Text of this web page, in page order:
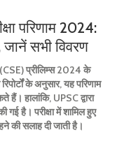
परिणाम 2024:
जानें सभी विवरण
(CSE) प्रीलिम्स 2024 के
के अनुसार, यह परिणाम
हालांकि, UPSC द्वारा
है। परीक्षा में शामिल हुए
की सलाह दी जाती है।